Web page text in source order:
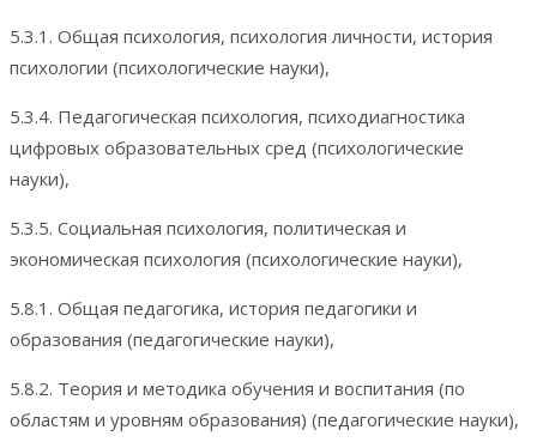
5.3.1. Общая психология, психология личности, история
психологии (психологические науки),
5.3.4. Педагогическая психология, психодиагностика
цифровых образовательных сред (психологические
науки),
5.3.5. Социальная психология, политическая и
экономическая психология (психологические науки),
5.8.1. Общая педагогика, история педагогики и
образования (педагогические науки),
5.8.2. Теория и методика обучения и воспитания (по
областям и уровням образования) (педагогические науки),